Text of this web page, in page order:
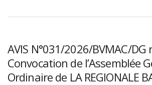
AVIS N°031/2026/BVMAC/
Convocation de l’Assemblée
Ordinaire de LA REGIONALE